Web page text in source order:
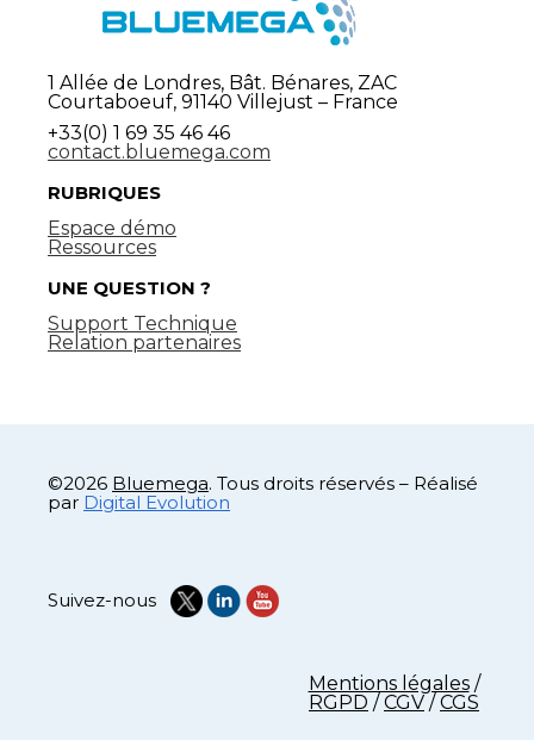
1 Allée de Londres, Bât. Bénares, ZAC
Courtaboeuf, 91140 Villejust – France
+33(0) 1 69 35 46 46
contact.bluemega.com
RUBRIQUES
Espace démo
Ressources
UNE QUESTION ?
Support Technique
Relation partenaires
©2026 Bluemega. Tous droits réservés – Réalisé
par Digital Evolution
Suivez-nous
Mentions légales/
RGPD /CGV /CGS